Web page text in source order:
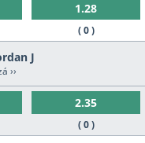
1.28
( 0 )
J
››
2.35
( 0 )